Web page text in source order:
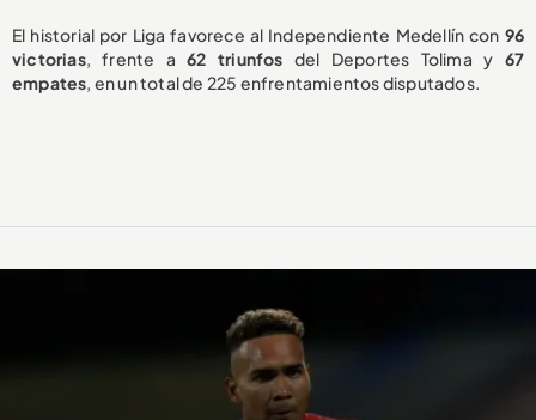
El historial por Liga favorece al Independiente Medellín con 96
victorias, frente a62 triunfos del Deportes Tolima y 67
empates , en un total de 225 enfrentamientos disputados.